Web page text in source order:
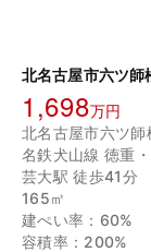
1,698万円
北名古屋市六ツ師
名鉄犬山線 徳重
芸大駅 徒歩41分
165㎡
建ぺい率：60%
容積率：200%